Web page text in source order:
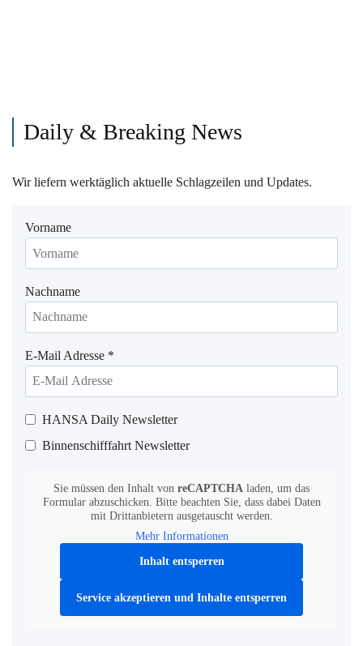
Daily & Breaking News
Wir liefern werktäglich aktuelle Schlagzeilen und Updates.
Vorname
Nachname
E-Mail Adresse *
HANSA Daily Newsletter
Binnenschifffahrt Newsletter
Sie müssen den Inhalt von reCAPTCHA laden, um das
Formular abzuschicken. Bitte beachten Sie, dass dabei Daten
mit Drittanbietern ausgetauscht werden.
Mehr Informationen
Inhalt entsperren
Service akzeptieren und Inhalte entsperren